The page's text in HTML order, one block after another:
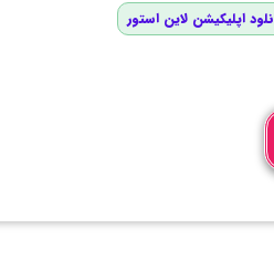
اپلیکیشن لاین استور